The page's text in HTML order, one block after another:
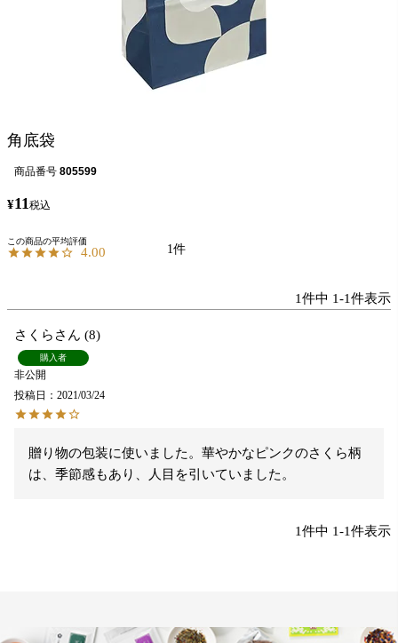
角底袋
商品番号 805599
¥11税込
4.00 1
1件中 1-1件表示
さくら 8
購入者
非公開
投稿日
2021/03/24
贈り物の包装に使いました。華やかなピンクのさくら柄
は、季節感もあり、人目を引いていました。
1件中 1-1件表示